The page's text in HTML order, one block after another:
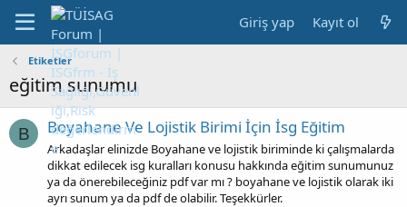
Giriş yap Kayıt ol
Etiketler
eğitim sunumu
B Boyahane Ve Lojistik Birimi İçin İsg Eğitim
Arkadaşlar elinizde Boyahane ve lojistik biriminde ki çalışmalarda
dikkat edilecek isg kuralları konusu hakkında eğitim sunumunuz
ya da önerebileceğiniz pdf var mı ? boyahane ve lojistik olarak iki
ayrı sunum ya da pdf de olabilir. Teşekkürler.